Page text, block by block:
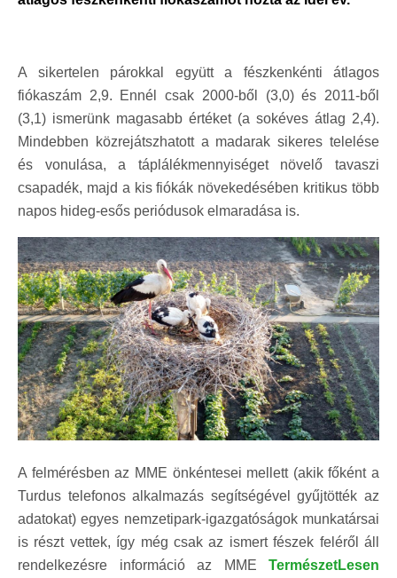
A sikertelen párokkal együtt a fészkenkénti átlagos
fiókaszám 2,9. Ennél csak 2000-ből (3,0) és 2011-ből
(3,1) ismerünk magasabb értéket (a sokéves átlag 2,4).
Mindebben közrejátszhatott a madarak sikeres telelése
és vonulása, a táplálékmennyiséget növelő tavaszi
csapadék, majd a kis fiókák növekedésében kritikus több
napos hideg-esős periódusok elmaradása is.
A felmérésben az MME önkéntesei mellett (akik főként a
Turdus telefonos alkalmazás segítségével gyűjtötték az
adatokat) egyes nemzetipark-igazgatóságok munkatársai
is részt vettek, így még csak az ismert fészek feléről áll
rendelkezésre információ az MME TermészetLesen